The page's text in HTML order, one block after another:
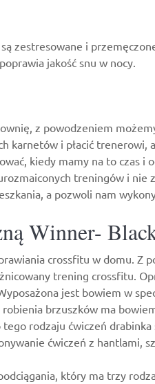
zestresowane i
jakość snu w nocy.
z powodzeniem
karnetów i płacić
kiedy mamy na to czas
treningów i nie
a pozwoli nam
Winner-
crossfitu w domu. Z
trening crossfitu.
jest bowiem w
brzuszków ma
rodzaju ćwiczeń
ćwiczeń z hantlami,
który ma trzy